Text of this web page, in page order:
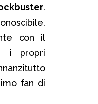
.
con il
i propri
fan di